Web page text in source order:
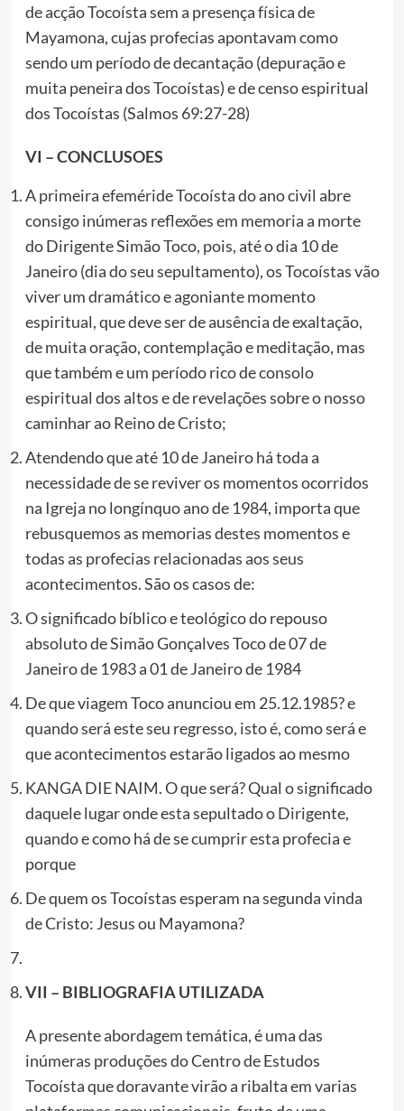
de acção Tocoísta sem a presença física de
Mayamona, cujas profecias apontavam como
sendo um período de decantação (depuração e
muita peneira dos Tocoístas) e de censo espiritual
dos Tocoístas (Salmos 69:27-28)
VI – CONCLUSOES
A primeira efeméride Tocoísta do ano civil abre
consigo inúmeras reflexões em memoria a morte
do Dirigente Simão Toco, pois, até o dia 10 de
Janeiro (dia do seu sepultamento), os Tocoístas vão
viver um dramático e agoniante momento
espiritual, que deve ser de ausência de exaltação,
de muita oração, contemplação e meditação, mas
que também e um período rico de consolo
espiritual dos altos e de revelações sobre o nosso
caminhar ao Reino de Cristo;
Atendendo que até 10 de Janeiro há toda a
necessidade de se reviver os momentos ocorridos
na Igreja no longínquo ano de 1984, importa que
rebusquemos as memorias destes momentos e
todas as profecias relacionadas aos seus
acontecimentos. São os casos de:
O significado bíblico e teológico do repouso
absoluto de Simão Gonçalves Toco de 07 de
Janeiro de 1983 a 01 de Janeiro de 1984
De que viagem Toco anunciou em 25.12.1985? e
quando será este seu regresso, isto é, como será e
que acontecimentos estarão ligados ao mesmo
KANGA DIE NAIM. O que será? Qual o significado
daquele lugar onde esta sepultado o Dirigente,
quando e como há de se cumprir esta profecia e
porque
De quem os Tocoístas esperam na segunda vinda
de Cristo: Jesus ou Mayamona?
VII – BIBLIOGRAFIA UTILIZADA
A presente abordagem temática, é uma das
inúmeras produções do Centro de Estudos
Tocoísta que doravante virão a ribalta em varias